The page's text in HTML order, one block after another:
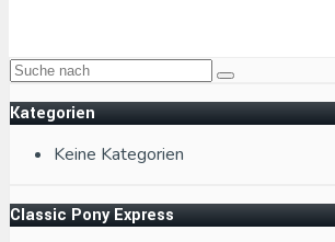
Kategorien
Keine Kategorien
Classic Pony Express